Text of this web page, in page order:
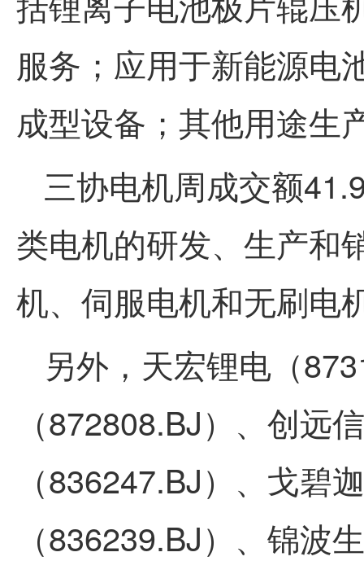
服务；应用于新能源电
成型设备；其他用途生
三协电机周成交额
类电机的研发、生产和
机、伺服电机和无刷电
另外，天宏锂电（
（872808.BJ）、创远
（836247.BJ）、戈碧
（836239.BJ）、 锦波